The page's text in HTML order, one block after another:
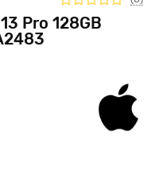
Pro 128GB